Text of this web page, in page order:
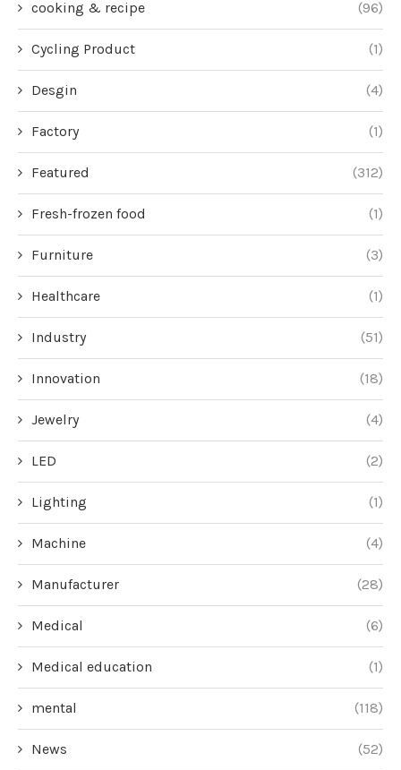
cooking & recipe (96)
Cycling Product (1)
Desgin (4)
Factory (1)
Featured (312)
Fresh-frozen food (1)
Furniture (3)
Healthcare (1)
Industry (51)
Innovation (18)
Jewelry (4)
LED (2)
Lighting (1)
Machine (4)
Manufacturer (28)
Medical (6)
Medical education (1)
mental (118)
News (52)